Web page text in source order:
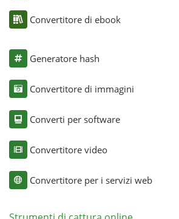
Convertitore di ebook
Generatore hash
Convertitore di immagini
Converti per software
Convertitore video
Convertitore per i servizi web